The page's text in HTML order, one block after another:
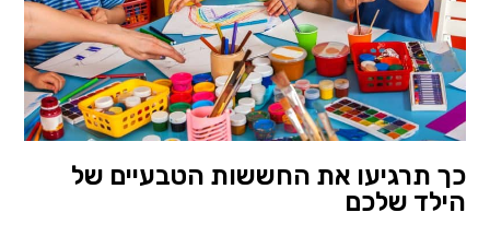
כך תרגיעו את החששות הטבעיים של
הילד שלכם